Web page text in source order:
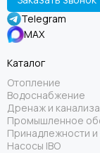
Telegram
MAX
Каталог
Отопление
Водоснабжение
Дренаж и
Промышленное
Принадлежности и
Насосы IBO